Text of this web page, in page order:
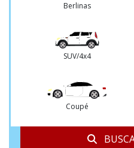
Berlinas
SUV/4x4
Coupé